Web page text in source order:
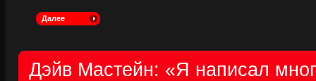
Далее
Дэйв Мастейн: «Я написал